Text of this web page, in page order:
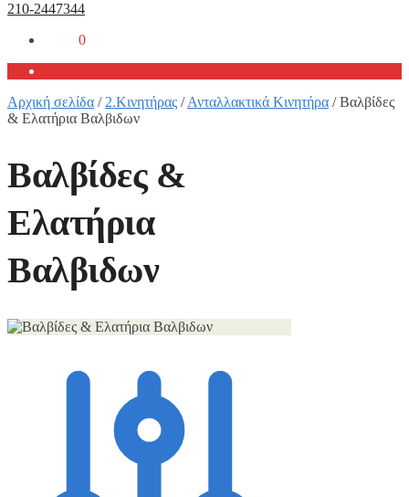
210-2447344
0
Αρχική σελίδα / 2.Κινητήρας /Ανταλλακτικά Κινητήρα /Βαλβίδες
& Ελατήρια Βαλβιδων
Βαλβίδες &
Ελατήρια
Βαλβιδων